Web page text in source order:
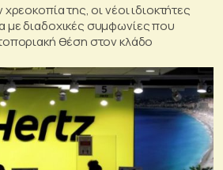
της, οι νέοι ιδιοκτήτες
με διαδοχικές συμφωνίες που
θέση στον κλάδο